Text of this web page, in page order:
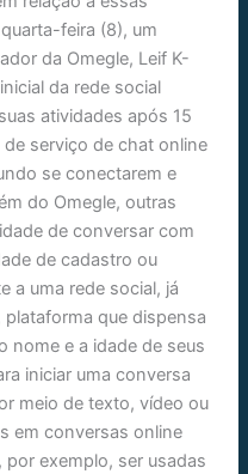
feira (8), um
da Omegle, Leif K-
da rede social
atividades após 15
serviço de chat online
se conectarem e
do Omegle, outras
de conversar com
de cadastro ou
a uma rede social, já
que dispensa
nome e a idade de seus
iniciar uma conversa
meio de texto, vídeo ou
em conversas online
exemplo, ser usadas